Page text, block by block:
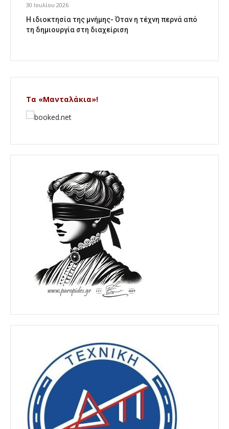
30 Ιουλίου 2026
Η ιδιοκτησία της μνήμης- Όταν η τέχνη περνά από
τη δημιουργία στη διαχείριση
Τα «Μανταλάκια»!